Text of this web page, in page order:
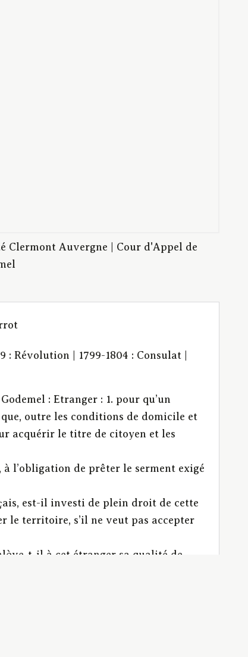
Clermont Auvergne | Cour d'Appel de
: Révolution | 1799-1804 : Consulat |
: Etranger : 1. pour qu’un
outre les conditions de domicile et
acquérir le titre de citoyen et les
l’obligation de prêter le serment exigé
est-il investi de plein droit de cette
le territoire, s’il ne veut pas accepter
t-il à cet étranger sa qualité de